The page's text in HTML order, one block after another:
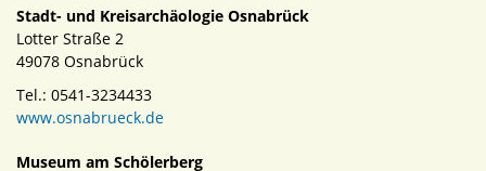
Stadt- und Kreisarchäologie Osnabrück
Lotter Straße 2
49078 Osnabrück
Tel.: 0541-3234433
www.osnabrueck.de
Museum am Schölerberg